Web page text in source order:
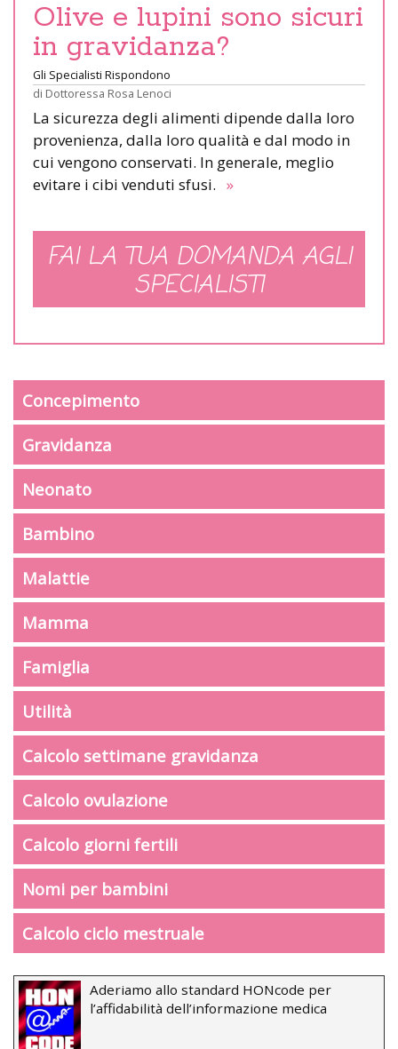
Olive e lupini sono sicuri
in gravidanza?
Gli Specialisti Rispondono
di Dottoressa Rosa Lenoci
La sicurezza degli alimenti dipende dalla loro
provenienza, dalla loro qualità e dal modo in
cui vengono conservati. In generale, meglio
evitare i cibi venduti sfusi. »
FAI LA TUA DOMANDA AGLI
SPECIALISTI
Concepimento
Gravidanza
Neonato
Bambino
Malattie
Mamma
Famiglia
Utilità
Calcolo settimane gravidanza
Calcolo ovulazione
Calcolo giorni fertili
Nomi per bambini
Calcolo ciclo mestruale
Aderiamo allo standard HONcode per
l’affidabilità dell’informazione medica